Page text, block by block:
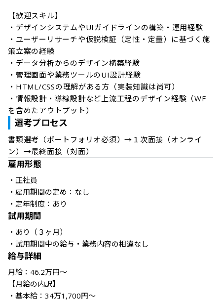
【歓迎スキル】
・デザインシステムやUIガイドラインの構築・運用経験
・ユーザーリサーチや仮説検証（定性・定量）に基づく施
策立案の経験
・データ分析からのデザイン構築経験
・管理画面や業務ツールのUI設計経験
・HTML/CSSの理解がある方（実装知識は尚可）
・情報設計・導線設計など上流工程のデザイン経験（WF
を含めたアウトプット）
選考プロセス
書類選考（ポートフォリオ必須）→１次面接（オンライ
ン）→最終面接（対面）
雇用形態
・正社員
・雇用期間の定め：なし
・定年制度：あり
試用期間
・あり（３ヶ月）
・試用期間中の給与・業務内容の相違なし
給与詳細
月給：46.2万円～
【月給の内訳】
・基本給：34万1,700円～